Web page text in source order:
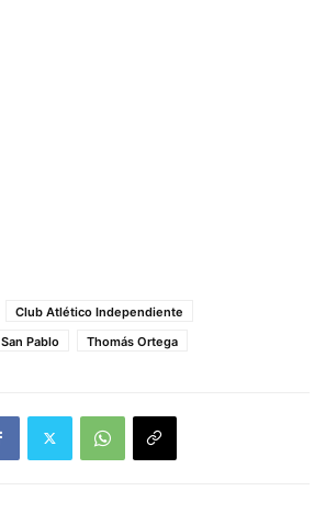
Club Atlético Independiente
San Pablo Thomás Ortega